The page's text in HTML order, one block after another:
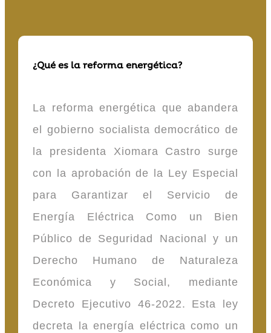
¿Qué es la reforma energética?
La reforma energética que abandera
el gobierno socialista democrático de
la presidenta Xiomara Castro surge
con la aprobación de la Ley Especial
para Garantizar el Servicio de
Energía Eléctrica Como un Bien
Público de Seguridad Nacional y un
Derecho Humano de Naturaleza
Económica y Social, mediante
Decreto Ejecutivo 46-2022. Esta ley
decreta la energía eléctrica como un